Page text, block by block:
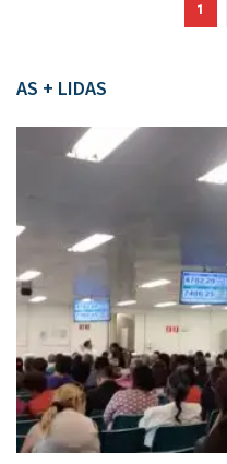
1
AS + LIDAS